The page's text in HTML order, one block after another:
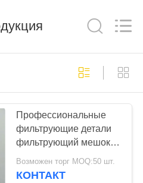
для
115
Профессиональные
фильтрующие детали
фильтрующий мешок
Снап-лента Различный
материал и размер
Возможен торг MOQ:50 шт.
КОНТАКТ